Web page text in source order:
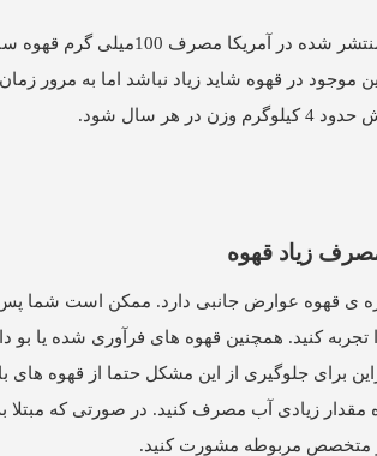
موجود در قهوه شاید زیاد نباشد اما به مرور
هر سال شود.
زیاد قهوه
ی قهوه عوارض جانبی دارد. ممکن است شما
را تجربه کنید. همچنین قهوه های فرآوری شده
برای جلوگیری از این مشکل حتما از قهوه های
زیادی آب مصرف کنید. در صورتی که مبتلا
متخصص مربوطه مشورت کنید.